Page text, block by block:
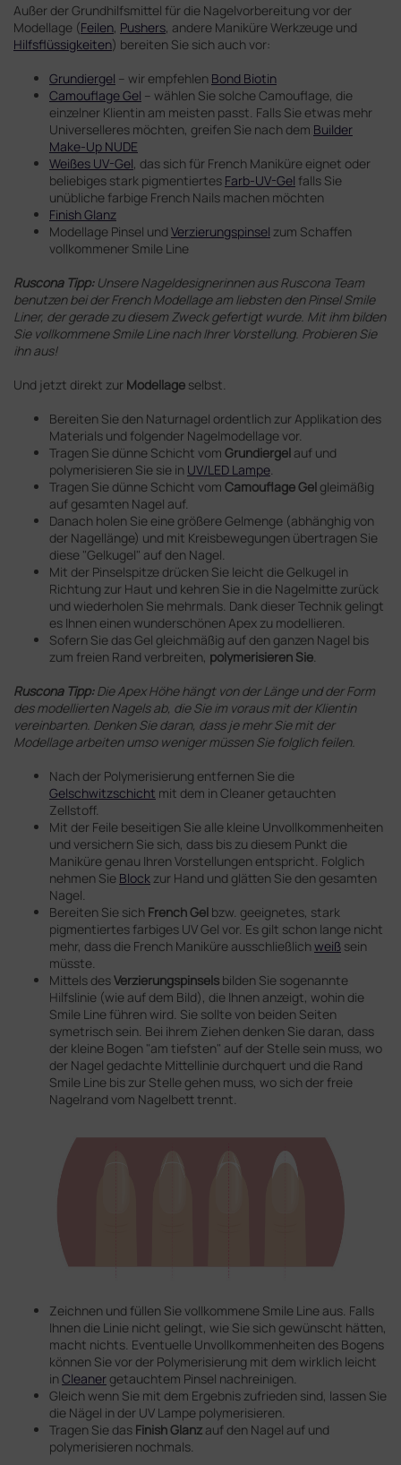
Außer der Grundhilfsmittel für die Nagelvorbereitung vor der
Modellage (Feilen, Pushers, andere Maniküre Werkzeuge und
Hilfsflüssigkeiten) bereiten Sie sich auch vor:
Grundiergel – wir empfehlen Bond Biotin
Camouflage Gel – wählen Sie solche Camouflage, die
einzelner Klientin am meisten passt. Falls Sie etwas mehr
Universelleres möchten, greifen Sie nach dem Builder
Make-Up NUDE
Weißes UV-Gel, das sich für French Maniküre eignet oder
beliebiges stark pigmentiertes Farb-UV-Gel falls Sie
unübliche farbige French Nails machen möchten
Finish Glanz
Modellage Pinsel und Verzierungspinsel zum Schaffen
vollkommener Smile Line
Ruscona Tipp:Unsere Nageldesignerinnen aus Ruscona Team
benutzen bei der French Modellage am liebsten den Pinsel Smile
Liner, der gerade zu diesem Zweck gefertigt wurde. Mit ihm bilden
Sie vollkommene Smile Line nach Ihrer Vorstellung. Probieren Sie
ihn aus!
Und jetzt direkt zur Modellage selbst.
Bereiten Sie den Naturnagel ordentlich zur Applikation des
Materials und folgender Nagelmodellage vor.
Tragen Sie dünne Schicht vom Grundiergel auf und
polymerisieren Sie sie in UV/LED Lampe.
Tragen Sie dünne Schicht vom Camouflage Gel gleimäßig
auf gesamten Nagel auf.
Danach holen Sie eine größere Gelmenge (abhänghig von
der Nagellänge) und mit Kreisbewegungen übertragen Sie
diese "Gelkugel" auf den Nagel.
Mit der Pinselspitze drücken Sie leicht die Gelkugel in
Richtung zur Haut und kehren Sie in die Nagelmitte zurück
und wiederholen Sie mehrmals. Dank dieser Technik gelingt
es Ihnen einen wunderschönen Apex zu modellieren.
Sofern Sie das Gel gleichmäßig auf den ganzen Nagel bis
zum freien Rand verbreiten, polymerisieren Sie.
Ruscona Tipp:Die Apex Höhe hängt von der Länge und der Form
des modellierten Nagels ab, die Sie im voraus mit der Klientin
vereinbarten. Denken Sie daran, dass je mehr Sie mit der
Modellage arbeiten umso weniger müssen Sie folglich feilen.
Nach der Polymerisierung entfernen Sie die
Gelschwitzschicht mit dem in Cleaner getauchten
Zellstoff.
Mit der Feile beseitigen Sie alle kleine Unvollkommenheiten
und versichern Sie sich, dass bis zu diesem Punkt die
Maniküre genau Ihren Vorstellungen entspricht. Folglich
nehmen Sie Blockzur Hand und glätten Sie den gesamten
Nagel.
Bereiten Sie sich French Gel bzw. geeignetes, stark
pigmentiertes farbiges UV Gel vor. Es gilt schon lange nicht
mehr, dass die French Maniküre ausschließlichweiß sein
müsste.
Mittels desVerzierungspinsels bilden Sie sogenannte
Hilfslinie (wie auf dem Bild), die Ihnen anzeigt, wohin die
Smile Line führen wird. Sie sollte von beiden Seiten
symetrisch sein. Bei ihrem Ziehen denken Sie daran, dass
der kleine Bogen "am tiefsten" auf der Stelle sein muss, wo
der Nagel gedachte Mittellinie durchquert und die Rand
Smile Line bis zur Stelle gehen muss, wo sich der freie
Nagelrand vom Nagelbett trennt.
Zeichnen und füllen Sie vollkommene Smile Line aus. Falls
Ihnen die Linie nicht gelingt, wie Sie sich gewünscht hätten,
macht nichts. Eventuelle Unvollkommenheiten des Bogens
können Sie vor der Polymerisierung mit dem wirklich leicht
inCleaner getauchtem Pinsel nachreinigen.
Gleich wenn Sie mit dem Ergebnis zufrieden sind, lassen Sie
die Nägel in der UV Lampe polymerisieren.
Tragen Sie das Finish Glanz auf den Nagel auf und
polymerisieren nochmals.